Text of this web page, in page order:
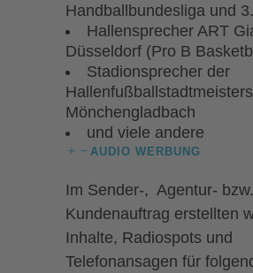
Handballbundesliga und
Hallensprecher ART
Düsseldorf (Pro B
Stadionsprecher der
Mönchengladbach
und viele andere
AUDIO WERBUNG
Im Sender-, Agentur-
Kundenauftrag erstellten
Inhalte, Radiospots und
Telefonansagen für